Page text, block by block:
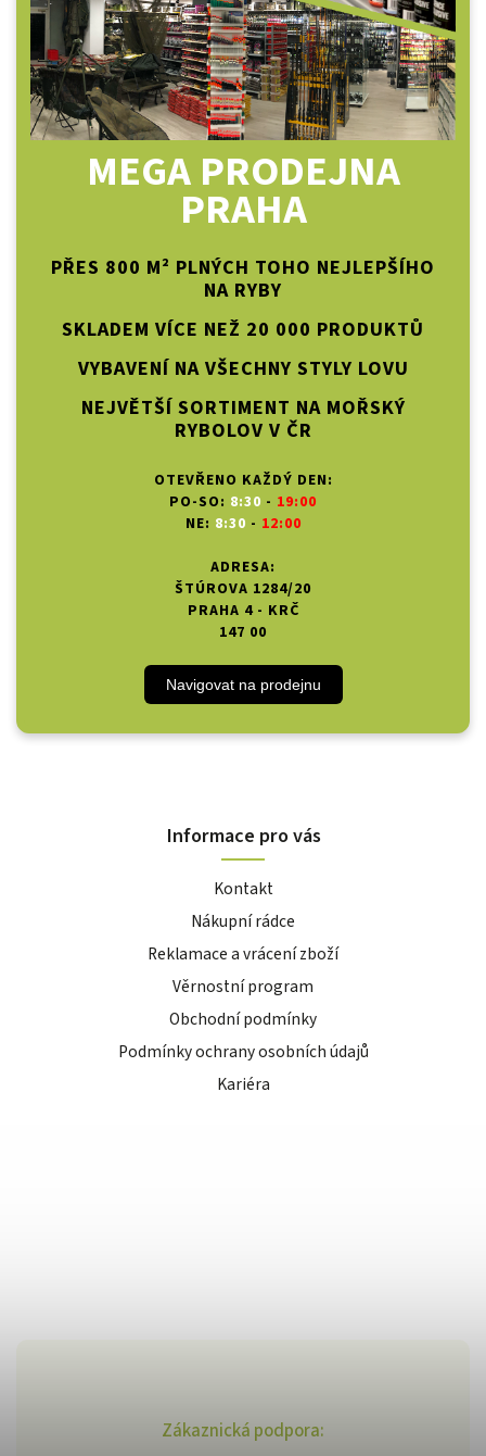
Zákaznická podpora:
MEGA PRODEJNA
PRAHA
PŘES 800 M² PLNÝCH TOHO NEJLEPŠÍHO
NA RYBY
SKLADEM VÍCE NEŽ 20 000 PRODUKTŮ
VYBAVENÍ NA VŠECHNY STYLY LOVU
NEJVĚTŠÍ SORTIMENT NA MOŘSKÝ
RYBOLOV V ČR
OTEVŘENO KAŽDÝ DEN:
PO-SO: 8:30 - 19:00
NE: 8:30 - 12:00
ADRESA:
ŠTÚROVA 1284/20
PRAHA 4 - KRČ
147 00
Navigovat na prodejnu
Informace pro vás
Kontakt
Nákupní rádce
Reklamace a vrácení zboží
Věrnostní program
Obchodní podmínky
Podmínky ochrany osobních údajů
Kariéra